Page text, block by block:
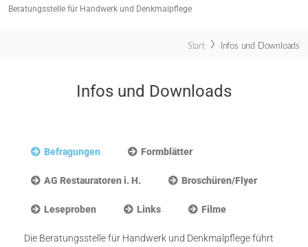
Beratungsstelle für Handwerk und Denkmalpflege
Start Infos und Downloads
Infos und Downloads
Befragungen Formblätter
AG Restauratoren i. H. Broschüren/Flyer
Leseproben Links Filme
Die Beratungsstelle für Handwerk und Denkmalpflege führt